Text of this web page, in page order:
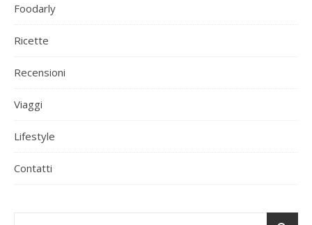
Foodarly
Ricette
Recensioni
Viaggi
Lifestyle
Contatti